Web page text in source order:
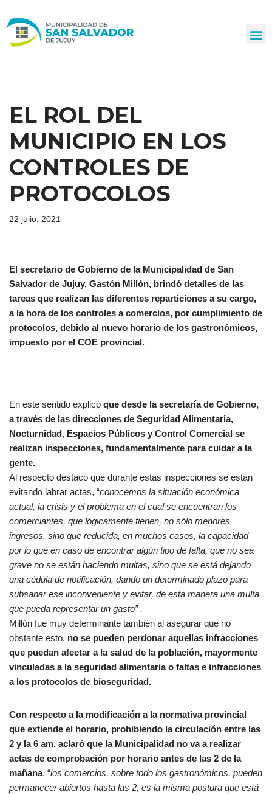
al
EL ROL DEL
MUNICIPIO EN LOS
CONTROLES DE
PROTOCOLOS
22 julio, 2021
El secretario de Gobierno de la Municipalidad de San
Salvador de Jujuy, Gastón Millón, brindó detalles de las
tareas que realizan las diferentes reparticiones a su cargo,
a la hora de los controles a comercios, por cumplimiento de
protocolos, debido al nuevo horario de los gastronómicos,
impuesto por el COE provincial.
En este sentido explicó que desde la secretaría de Gobierno,
a través de las direcciones de Seguridad Alimentaria,
Nocturnidad, Espacios Públicos y Control Comercial se
realizan inspecciones, fundamentalmente para cuidar a la
gente.
Al respecto destacó que durante estas inspecciones se están
evitando labrar actas, “conocemos la situación económica
actual, la crisis y el problema en el cual se encuentran los
comerciantes, que lógicamente tienen, no sólo menores
ingresos, sino que reducida, en muchos casos, la capacidad
por lo que en caso de encontrar algún tipo de falta, que no sea
grave no se están haciendo multas, sino que se está dejando
una cédula de notificación, dando un determinado plazo para
subsanar ese inconveniente y evitar, de esta manera una multa
que pueda representar un gasto” .
Millón fue muy determinante también al asegurar que no
obstante esto, no se pueden perdonar aquellas infracciones
que puedan afectar a la salud de la población, mayormente
vinculadas a la seguridad alimentaria o faltas e infracciones
a los protocolos de bioseguridad.
Con respecto a la modificación a la normativa provincial
que extiende el horario, prohibiendo la circulación entre las
2 y la 6 am. aclaró que la Municipalidad no va a realizar
actas de comprobación por horario antes de las 2 de la
mañana, “los comercios, sobre todo los gastronómicos, pueden
permanecer abiertos hasta las 2, es la misma postura que está